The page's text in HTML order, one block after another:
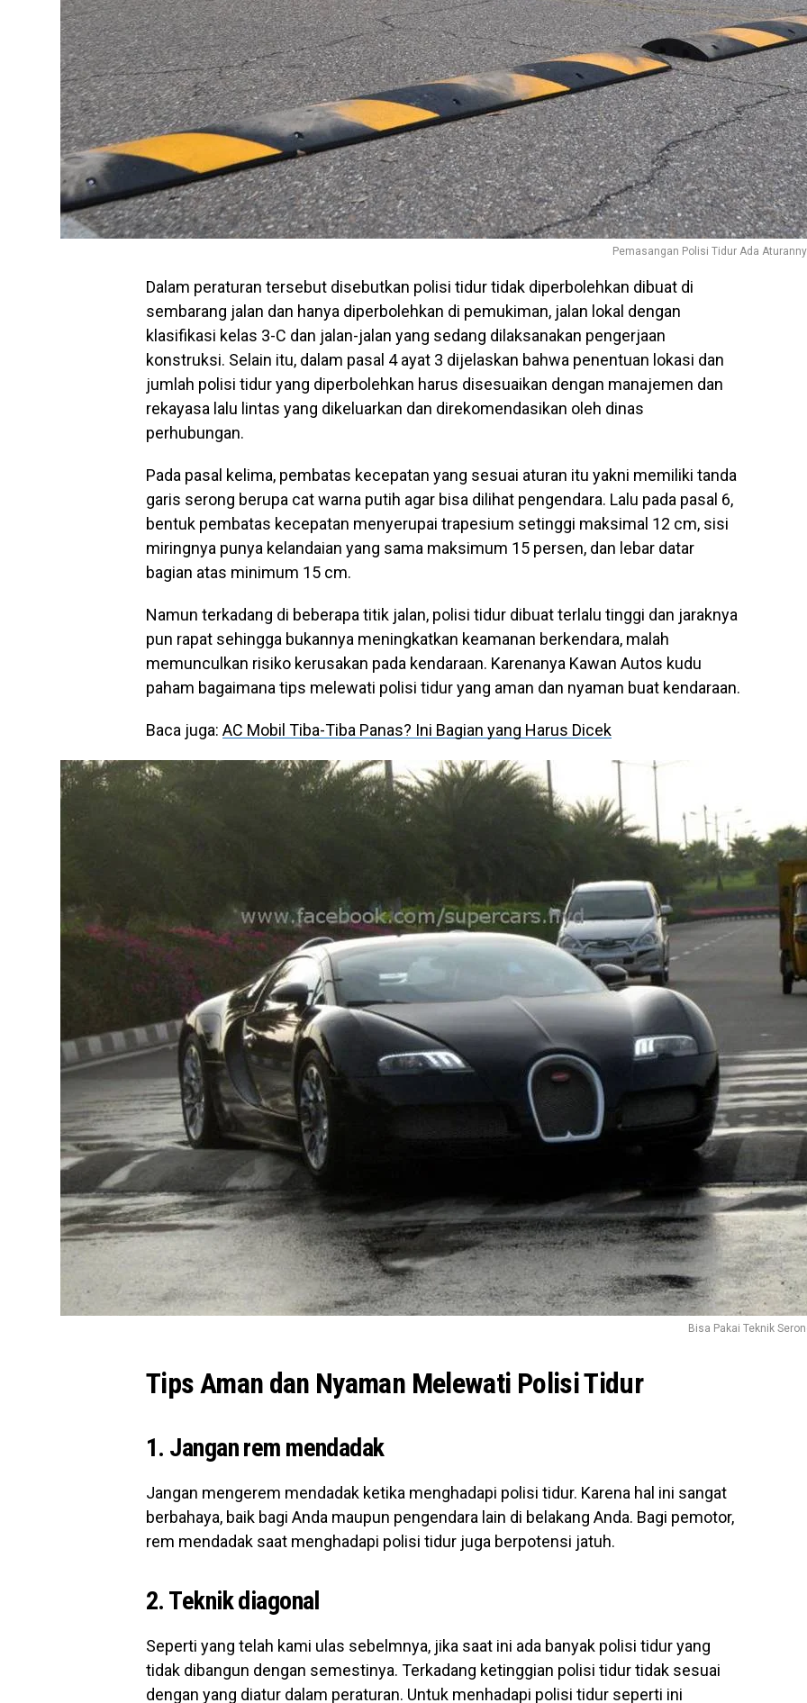
Pemasangan Polisi Tidur Ada
Dalam peraturan tersebut disebutkan polisi tidur tidak diperbolehkan dibuat di
sembarang jalan dan hanya diperbolehkan di pemukiman, jalan lokal dengan
klasifikasi kelas 3-C dan jalan-jalan yang sedang dilaksanakan pengerjaan
konstruksi. Selain itu, dalam pasal 4 ayat 3 dijelaskan bahwa penentuan lokasi dan
jumlah polisi tidur yang diperbolehkan harus disesuaikan dengan manajemen dan
rekayasa lalu lintas yang dikeluarkan dan direkomendasikan oleh dinas
perhubungan.
Pada pasal kelima, pembatas kecepatan yang sesuai aturan itu yakni memiliki tanda
garis serong berupa cat warna putih agar bisa dilihat pengendara. Lalu pada pasal 6,
bentuk pembatas kecepatan menyerupai trapesium setinggi maksimal 12 cm, sisi
miringnya punya kelandaian yang sama maksimum 15 persen, dan lebar datar
bagian atas minimum 15 cm.
Namun terkadang di beberapa titik jalan, polisi tidur dibuat terlalu tinggi dan jaraknya
pun rapat sehingga bukannya meningkatkan keamanan berkendara, malah
memunculkan risiko kerusakan pada kendaraan. Karenanya Kawan Autos kudu
paham bagaimana tips melewati polisi tidur yang aman dan nyaman buat kendaraan.
Baca juga: AC Mobil Tiba-Tiba Panas? Ini Bagian yang Harus Dicek
Bisa Pakai Teknik
Tips Aman dan Nyaman Melewati Polisi Tidur
1. Jangan rem mendadak
Jangan mengerem mendadak ketika menghadapi polisi tidur. Karena hal ini sangat
berbahaya, baik bagi Anda maupun pengendara lain di belakang Anda. Bagi pemotor,
rem mendadak saat menghadapi polisi tidur juga berpotensi jatuh.
2. Teknik diagonal
Seperti yang telah kami ulas sebelmnya, jika saat ini ada banyak polisi tidur yang
tidak dibangun dengan semestinya. Terkadang ketinggian polisi tidur tidak sesuai
dengan yang diatur dalam peraturan. Untuk menhadapi polisi tidur seperti ini